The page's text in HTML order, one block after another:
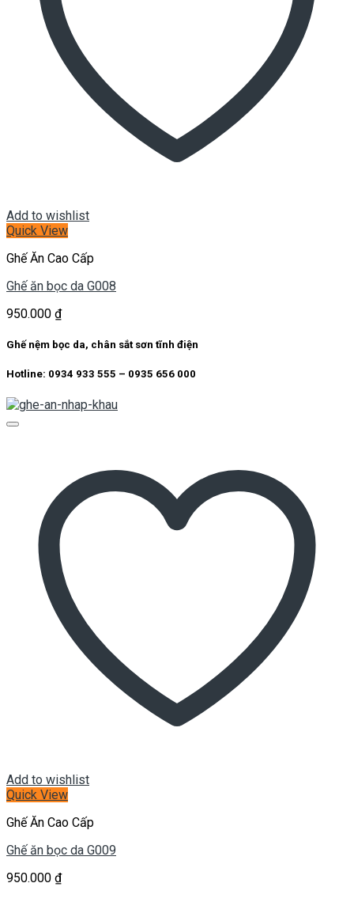
Add to wishlist
Quick View
Ghế Ăn Cao Cấp
Ghế ăn bọc da G008
950.000 ₫
Ghế nệm bọc da, chân sắt sơn tĩnh điện
Hotline: 0934 933 555 – 0935 656 000
Add to wishlist
Quick View
Ghế Ăn Cao Cấp
Ghế ăn bọc da G009
950.000 ₫